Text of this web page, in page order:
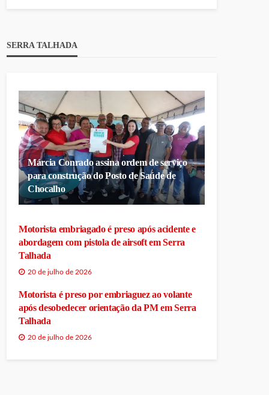
SERRA TALHADA
Márcia Conrado assina ordem de serviço
para construção do Posto de Saúde de
Chocalho
Motorista embriagado é preso após acidente e
abordagem com pistola de airsoft em Serra
Talhada
20 de julho de 2026
Motorista é preso por embriaguez ao volante
após desobedecer orientação da PM em Serra
Talhada
20 de julho de 2026